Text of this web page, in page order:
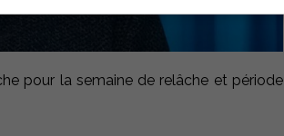
pour la semaine de relâche et période